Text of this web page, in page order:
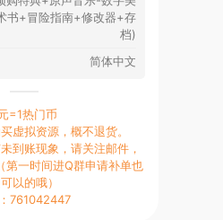
书+冒险指南+修改器+存
档)
简体中文
=1热门币
虚拟资源，概不退货。
到账现象，请关注邮件，
第一时间进Q群申请补单也
以的哦）
761042447